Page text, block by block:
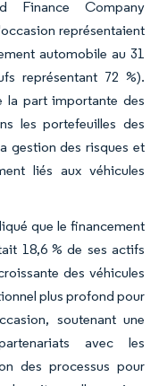
Finance Company
représentaient
automobile au 31
représentant 72 %).
la part importante des
les portefeuilles des
gestion des risques et
liés aux véhicules
que le financement
18,6 % de ses actifs
des véhicules
plus profond pour
soutenant une
avec les
des processus pour